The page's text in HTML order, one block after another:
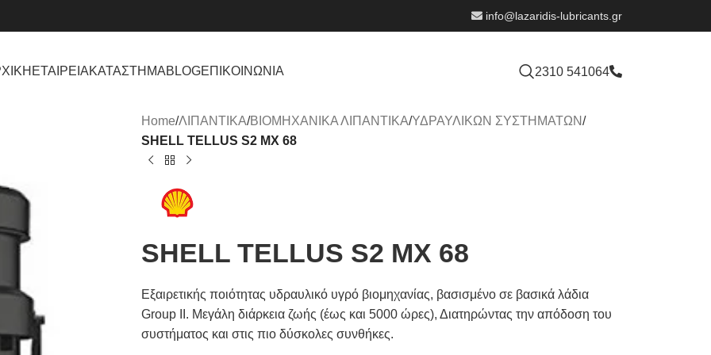
info@lazaridis-lubricants.gr
ΕΤΑΙΡΕΙΑΚΑΤΑΣΤΗΜΑBLOGΕΠΙΚΟΙΝΩΝΙΑ 2310 541064
Home/ΛΙΠΑΝΤΙΚΑ/ΒΙΟΜΗΧΑΝΙΚΑ ΛΙΠΑΝΤΙΚΑ/ΥΔΡΑΥΛΙΚΩΝ ΣΥΣΤΗΜΑΤΩΝ/
SHELL TELLUS S2 MX 68
SHELL TELLUS S2 MX 68
Εξαιρετικής ποιότητας υδραυλικό υγρό βιομηχανίας, βασισμένο σε βασικά λάδια
Group II. Μεγάλη διάρκεια ζωής (έως και 5000 ώρες), Διατηρώντας την απόδοση του
συστήματος και στις πιο δύσκολες συνθήκες.